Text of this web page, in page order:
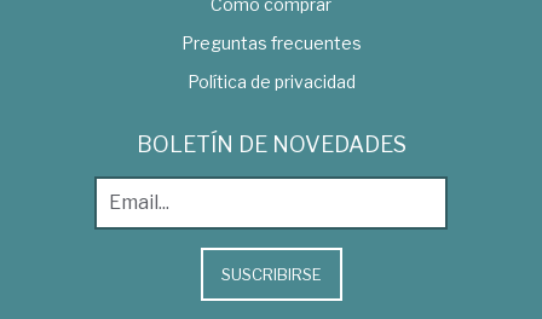
Como comprar
Preguntas frecuentes
Política de privacidad
BOLETÍN DE NOVEDADES
SUSCRIBIRSE